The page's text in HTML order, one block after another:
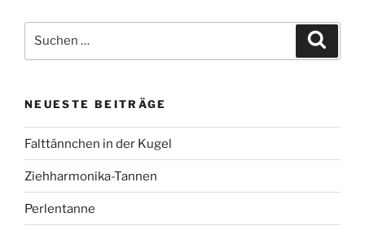
nach:
NEUESTE BEITRÄGE
Falttännchen in der Kugel
Ziehharmonika-Tannen
Perlentanne